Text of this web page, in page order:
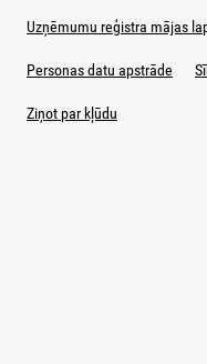
Uzņēmumu reģistra mājas
Personas datu apstrāde
Ziņot par kļūdu